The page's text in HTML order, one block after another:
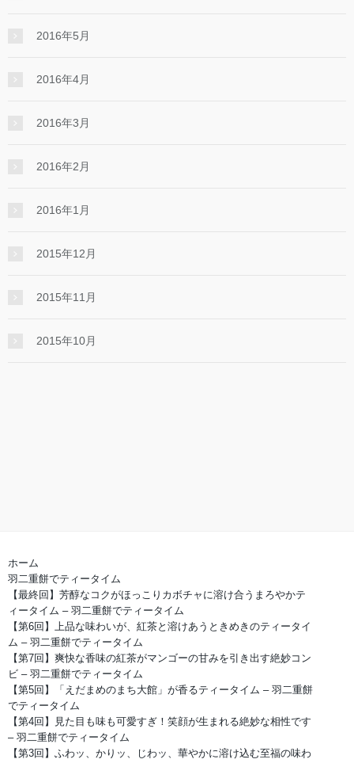
2016年5月
2016年4月
2016年3月
2016年2月
2016年1月
2015年12月
2015年11月
2015年10月
ホーム
羽二重餅でティータイム
【最終回】芳醇なコクがほっこりカボチャに溶け合うまろやかテ
ィータイム – 羽二重餅でティータイム
【第6回】上品な味わいが、紅茶と溶けあうときめきのティータイ
ム – 羽二重餅でティータイム
【第7回】爽快な香味の紅茶がマンゴーの甘みを引き出す絶妙コン
ビ – 羽二重餅でティータイム
【第5回】「えだまめのまち大館」が香るティータイム – 羽二重餅
でティータイム
【第4回】見た目も味も可愛すぎ！笑顔が生まれる絶妙な相性です
– 羽二重餅でティータイム
【第3回】ふわッ、かりッ、じわッ、華やかに溶け込む至福の味わ